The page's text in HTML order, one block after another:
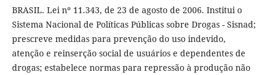
BRASIL. Lei nº 11.343, de 23 de agosto de 2006. Institui o
Sistema Nacional de Políticas Públicas sobre Drogas - Sisnad;
prescreve medidas para prevenção do uso indevido,
atenção e reinserção social de usuários e dependentes de
drogas; estabelece normas para repressão à produção não